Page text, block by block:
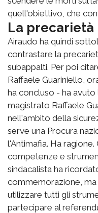
quell'obiettivo, che
La precarietà
Airaudo ha quindi
contrastare la
subappalti. Per poi
Raffaele Guariniello,
ha concluso - ha
magistrato Raffaele
nell'ambito della
serve una Procura
l'Antimafia. Ha
competenze e
sindacalista ha
commemorazione, ma
utilizzare tutti gli
partecipare al